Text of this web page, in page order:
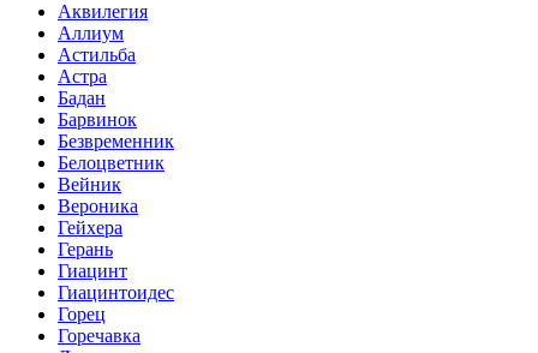
Аквилегия
Аллиум
Астильба
Астра
Бадан
Барвинок
Безвременник
Белоцветник
Вейник
Вероника
Гейхера
Герань
Гиацинт
Гиацинтоидес
Горец
Горечавка